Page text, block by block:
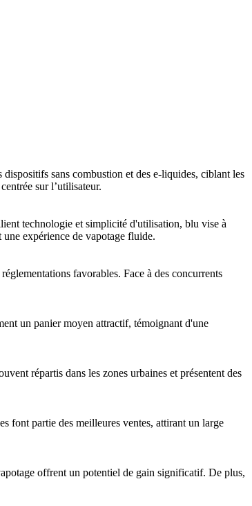
sans combustion et des e-liquides, ciblant les
sur l’utilisateur.
technologie et simplicité d'utilisation, blu vise à
une expérience de vapotage fluide.
favorables. Face à des concurrents
un panier moyen attractif, témoignant d'une
répartis dans les zones urbaines et présentent des
font partie des meilleures ventes, attirant un large
offrent un potentiel de gain significatif. De plus,